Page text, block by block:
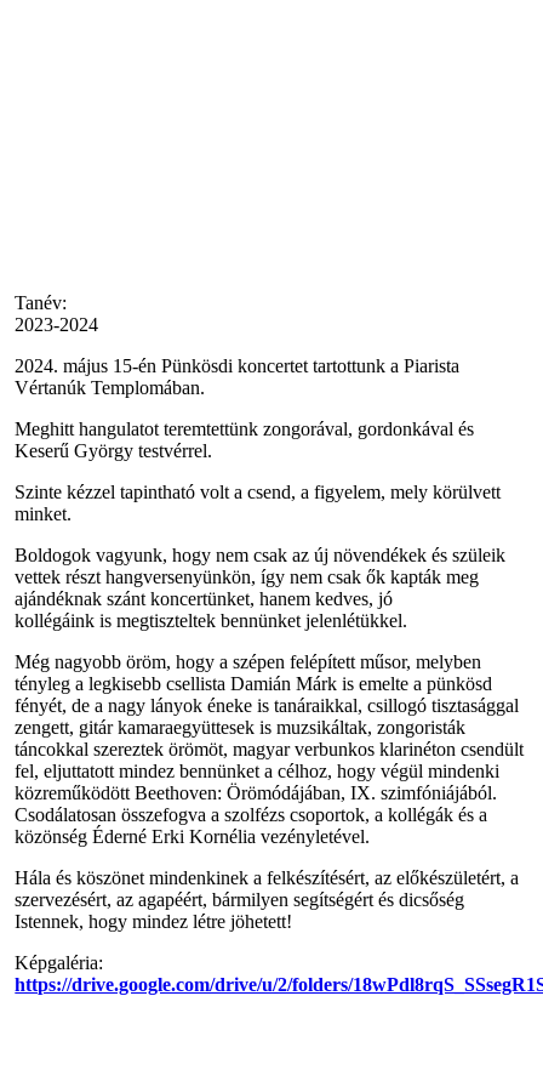
Tanév:
2023-2024
2024. május 15-én Pünkösdi koncertet tartottunk a Piarista
Vértanúk Templomában.
Meghitt hangulatot teremtettünk zongorával, gordonkával és
Keserű György testvérrel.
Szinte kézzel tapintható volt a csend, a figyelem, mely körülvett
minket.
Boldogok vagyunk, hogy nem csak az új növendékek és szüleik
vettek részt hangversenyünkön, így nem csak ők kapták meg
ajándéknak szánt koncertünket, hanem kedves, jó
kollégáink is megtiszteltek bennünket jelenlétükkel.
Még nagyobb öröm, hogy a szépen felépített műsor, melyben
tényleg a legkisebb csellista Damián Márk is emelte a pünkösd
fényét, de a nagy lányok éneke is tanáraikkal, csillogó tisztasággal
zengett, gitár kamaraegyüttesek is muzsikáltak, zongoristák
táncokkal szereztek örömöt, magyar verbunkos klarinéton csendült
fel, eljuttatott mindez bennünket a célhoz, hogy végül mindenki
közreműködött Beethoven: Örömódájában, IX. szimfóniájából.
Csodálatosan összefogva a szolfézs csoportok, a kollégák és a
közönség Éderné Erki Kornélia vezényletével.
Hála és köszönet mindenkinek a felkészítésért, az előkészületért, a
szervezésért, az agapéért, bármilyen segítségért és dicsőség
Istennek, hogy mindez létre jöhetett!
Képgaléria:
https://drive.google.com/drive/u/2/folders/